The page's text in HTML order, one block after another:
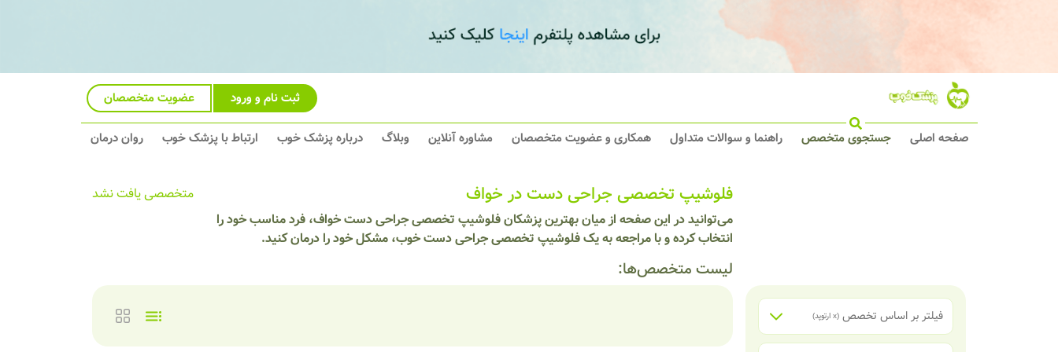
ثبت نام و ورود عضویت متخصصان
صفحه اصلی جستجوی متخصص راهنما و سوالات متداول همکاری و عضویت متخصصان مشاوره آنلاین وبلاگ درباره پزشک خوب ارتباط با پزشک خوب روان درمان
فلوشیپ تخصصی جراحی دست در خواف
می‌توانید در این صفحه از میان بهترین پزشکان فلوشیپ تخصصی جراحی دست خواف، فرد مناسب خود را
انتخاب کرده و با مراجعه به یک فلوشیپ تخصصی جراحی دست خوب، مشکل خود را درمان کنید.
لیست متخصص‌ها:
متخصصی یافت نشد
فیلتر بر اساس تخصص (x ارتوپد)